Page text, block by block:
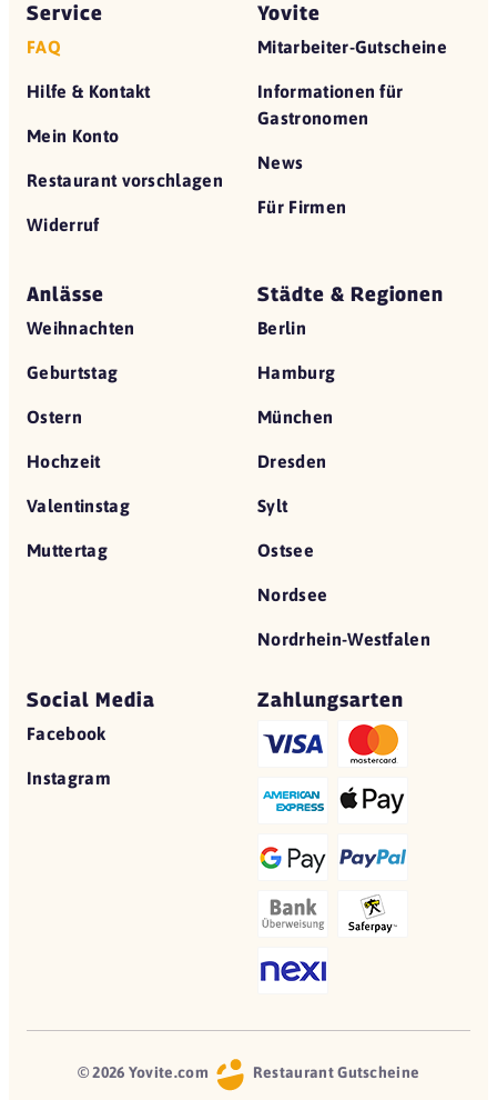
Service
FAQ
Hilfe & Kontakt
Mein Konto
Restaurant vorschlagen
Widerruf
Yovite
Mitarbeiter-Gutscheine
Informationen für
Gastronomen
News
Für Firmen
Anlässe
Weihnachten
Geburtstag
Ostern
Hochzeit
Valentinstag
Muttertag
Städte & Regionen
Berlin
Hamburg
München
Dresden
Sylt
Ostsee
Nordsee
Nordrhein-Westfalen
Social Media
Facebook
Instagram
Zahlungsarten
© 2026 Yovite.com Restaurant Gutscheine